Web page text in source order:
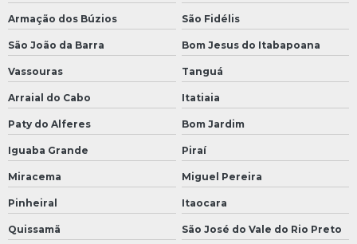
Armação dos Búzios São Fidélis
São João da Barra Bom Jesus do Itabapoana
Vassouras Tanguá
Arraial do Cabo Itatiaia
Paty do Alferes Bom Jardim
Iguaba Grande Piraí
Miracema Miguel Pereira
Pinheiral Itaocara
Quissamã São José do Vale do Rio Preto